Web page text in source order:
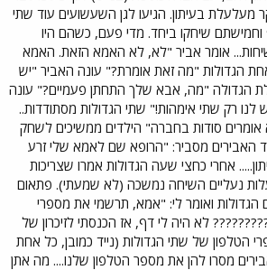
מעלעלת בעיתון. הגיעו לגן השעשועים עוד שתי
בנות "גדולות", בנות 9 וחמישתם שיחקו ביחד. מדי פעם, כשהם היו
אומר אביר "לא, לא האמא הזאת. האמא
הגדולות "מה זאת אומרת?" עונה האביר "יש
הגדולה "מה, אבא שלך התחתן פעמיים?" עונה
לנו רק שתי אימהות!" שתי הגדולות מסתודדות..
סודות בחברה" הילדים ממשיכים לשחק
האבירים מסביר: "הרופא שם לאמא שלי זרע
אחרי כחצי שעה הגדולות אמרו שצריכות
נעליים השיחה נמשכה (לא שמעתי). פתאום
הגדולות ואומר לי: "אמא, תרשמי את מספרי
לא היה לי דף, אז הכנסתי לזיכרון של
הטלפון של שתי הגדולות (נייד כמובן, כל אחת
מסרו להן את מספר הטלפון שלנו.... מה אתן